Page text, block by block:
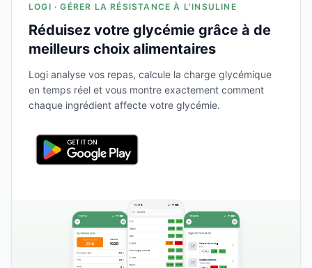
LOGI · GÉRER LA RÉSISTANCE À L'INSULINE
Réduisez votre glycémie grâce à de
meilleurs choix alimentaires
Logi analyse vos repas, calcule la charge glycémique
en temps réel et vous montre exactement comment
chaque ingrédient affecte votre glycémie.